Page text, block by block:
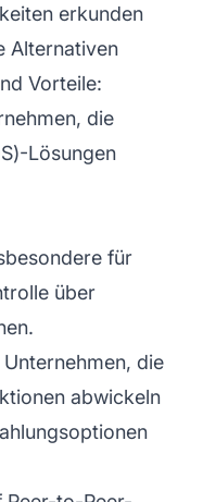
erkunden
Alternativen
Vorteile:
die
Lösungen
für
über
die
abwickeln